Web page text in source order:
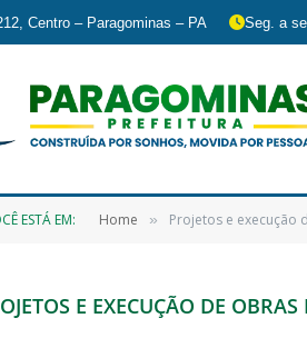
Centro – Paragominas – PA Seg. a
ESTÁ EM: Home » Projetos e execução
E EXECUÇÃO DE